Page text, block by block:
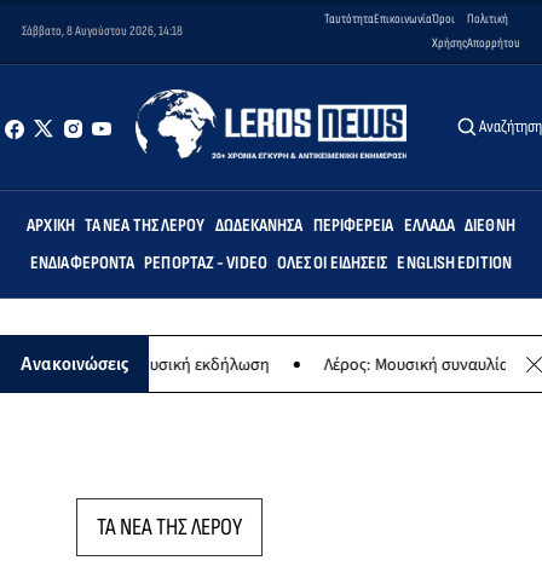
Σάββατο, 8 Αυγούστου 2026, 14:18
ΤαυτότηταΕπικοινωνίαΌροι
Χρήσης
Πολιτική
Απορρήτου
Αναζήτηση
ΑΡΧΙΚΉ ΤΑ ΝΈΑ ΤΗΣ ΛΈΡΟΥ ΔΩΔΕΚΆΝΗΣΑ ΠΕΡΙΦΈΡΕΙΑ ΕΛΛΆΔΑ ΔΙΕΘΝΉ
ΕΝΔΙΑΦΈΡΟΝΤΑ ΡΕΠΟΡΤΆΖ - VIDEO ΌΛΕΣ ΟΙ ΕΙΔΉΣΕΙΣ ENGLISH EDITION
Ανακοινώσεις
- Μουσική εκδήλωση Λέρος: Μουσική συναυλία των
ΤΑ ΝΕΑ ΤΗΣ ΛΕΡΟΥ